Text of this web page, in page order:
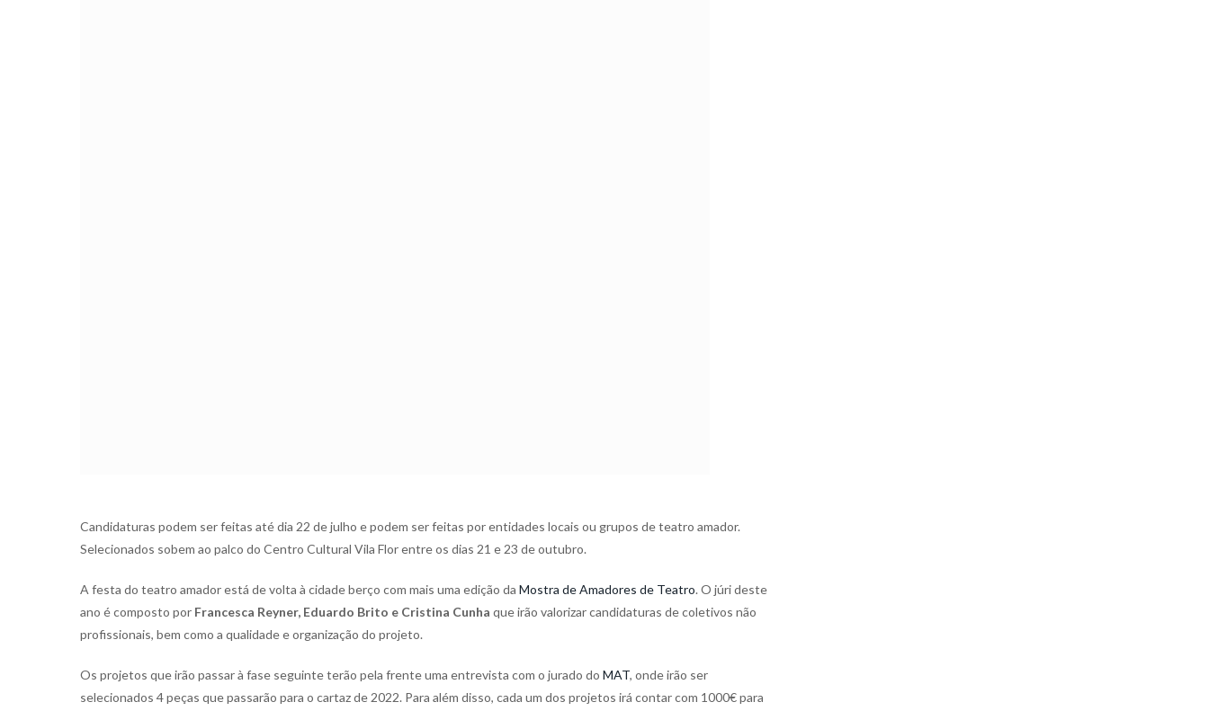
Candidaturas podem ser feitas até dia 22 de julho e podem ser feitas por entidades locais ou grupos de teatro amador.
Selecionados sobem ao palco do Centro Cultural Vila Flor entre os dias 21 e 23 de outubro.
A festa do teatro amador está de volta à cidade berço com mais uma edição da Mostra de Amadores de Teatro. O júri deste
ano é composto por Francesca Reyner, Eduardo Brito e Cristina Cunha que irão valorizar candidaturas de coletivos não
profissionais, bem como a qualidade e organização do projeto.
Os projetos que irão passar à fase seguinte terão pela frente uma entrevista com o jurado do MAT, onde irão ser
selecionados 4 peças que passarão para o cartaz de 2022. Para além disso, cada um dos projetos irá contar com 1000€ para